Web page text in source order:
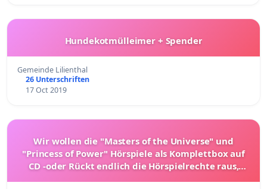
Hundekotmülleimer + Spender
Gemeinde Lilienthal
26 Unterschriften
17 Oct 2019
Wir wollen die "Masters of the Universe" und
"Princess of Power" Hörspiele als Komplettbox auf
CD -oder Rückt endlich die Hörspielrechte raus,